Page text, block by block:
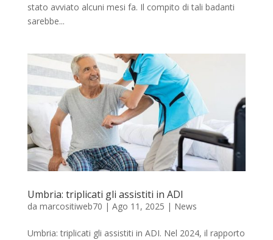
stato avviato alcuni mesi fa. Il compito di tali badanti
sarebbe...
Umbria: triplicati gli assistiti in ADI
da marcositiweb70 | Ago 11, 2025 | News
Umbria: triplicati gli assistiti in ADI. Nel 2024, il rapporto